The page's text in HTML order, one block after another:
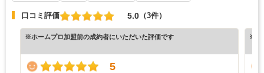
口コミ評価 5.0 （3件）
※ホームプロ加盟前の成約者にいただいた評価です
5
※ホ